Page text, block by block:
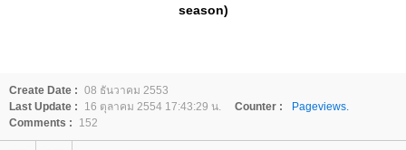
season)
Create Date : 08 ธันวาคม 2553
Last Update :
16 ตุลาคม 2554 17:43:29 น. Counter :
Pageviews.
Comments :
152